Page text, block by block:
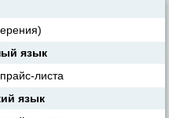
язык
листа
язык